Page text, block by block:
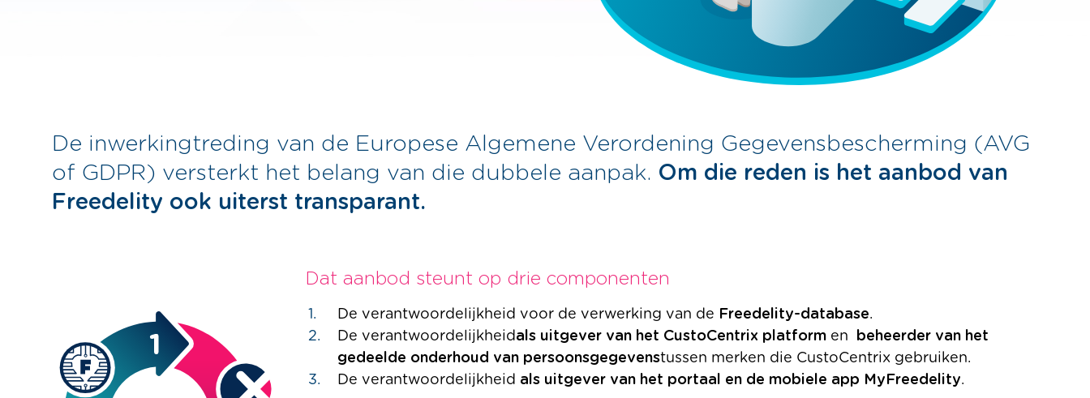
De inwerkingtreding van de Europese Algemene Verordening Gegevensbescherming (AVG
of GDPR) versterkt het belang van die dubbele aanpak. Om die reden is het aanbod van
Freedelity ook uiterst transparant.
Dat aanbod steunt op drie componenten
De verantwoordelijkheid voor de verwerking van de Freedelity-database.
De verantwoordelijkheidals uitgever van het CustoCentrix platform en
beheerder van het
gedeelde onderhoud van persoonsgegevenstussen merken die CustoCentrix gebruiken.
De verantwoordelijkheid als uitgever van het portaal en de mobiele app MyFreedelity.